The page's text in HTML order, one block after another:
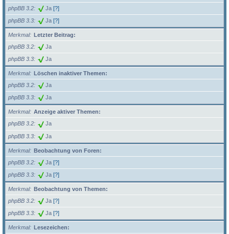
phpBB 3.2
Ja [?]
phpBB 3.3 Ja [?]
Merkmal
Letzter Beitrag:
phpBB 3.2
Ja
phpBB 3.3 Ja
Merkmal
Löschen inaktiver Themen:
phpBB 3.2
Ja
phpBB 3.3 Ja
Merkmal
Anzeige aktiver Themen:
phpBB 3.2
Ja
phpBB 3.3 Ja
Merkmal
Beobachtung von Foren:
phpBB 3.2
Ja [?]
phpBB 3.3 Ja [?]
Merkmal
Beobachtung von Themen:
phpBB 3.2
Ja [?]
phpBB 3.3 Ja [?]
Merkmal
Lesezeichen: